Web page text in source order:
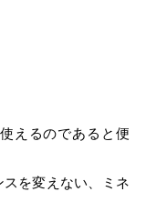
えるのであると便
を変えない、ミネ